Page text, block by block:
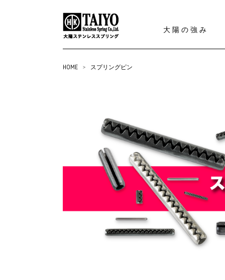
大陽の強み
HOME > スプリングピン